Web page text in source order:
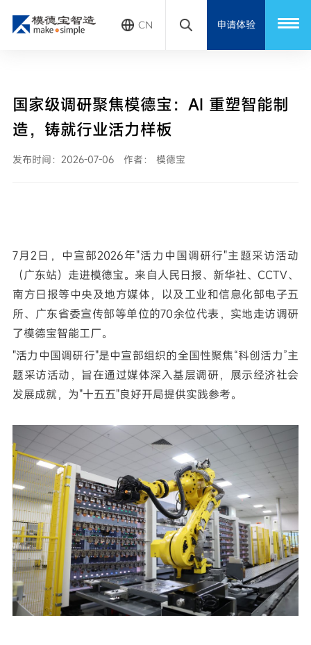
CN 申请体验
国家级调研聚焦模德宝：AI 重塑智能制
造，铸就行业活力样板
发布时间：2026-07-06 作者： 模德宝
7月2日，中宣部2026年"活力中国调研行"主题采访活动
（广东站）走进模德宝。来自人民日报、新华社、CCTV、
南方日报等中央及地方媒体，以及工业和信息化部电子五
所、广东省委宣传部等单位的70余位代表，实地走访调研
了模德宝智能工厂。
"活力中国调研行"是中宣部组织的全国性聚焦“科创活力”主
题采访活动，旨在通过媒体深入基层调研，展示经济社会
发展成就，为"十五五"良好开局提供实践参考。